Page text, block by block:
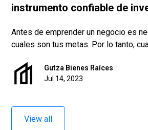
instrumento confiable de
Antes de emprender un negocio es
cuales son tus metas. Por lo tanto,
bancarios, es más provechoso saber
que deseas adquirir no es para que la
Gutza Bienes Raíces
Jul 14, 2023
View all